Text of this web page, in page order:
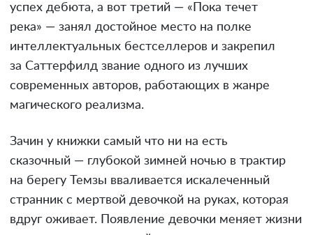
успех дебюта, а вот третий — «Пока течет
река» — занял достойное место на полке
интеллектуальных бестселлеров и закрепил
за Саттерфилд звание одного из лучших
современных авторов, работающих в жанре
магического реализма.
Зачин у книжки самый что ни на есть
сказочный — глубокой зимней ночью в трактир
на берегу Темзы вваливается искалеченный
странник с мертвой девочкой на руках, которая
вдруг оживает. Появление девочки меняет жизни